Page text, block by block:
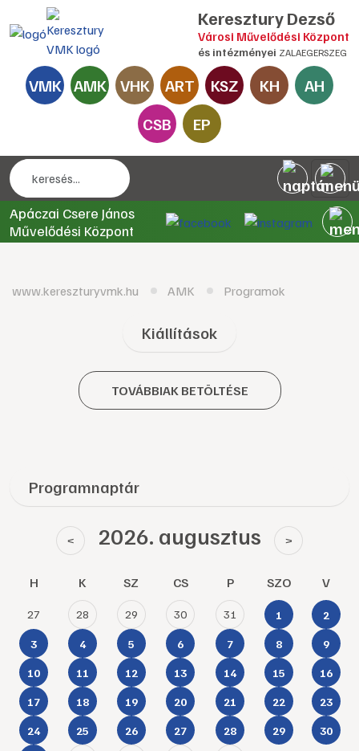
Keresztury Dezső
Városi Művelődési Központ
és intézményei ZALAEGERSZEG
VMK AMK VHK ART KSZ KH
AH
CSB
EP
Apáczai Csere János
Művelődési Központ
www.kereszturyvmk.hu AMK Programok
Kiállítások
TOVÁBBIAK BETÖLTÉSE
Programnaptár
< 2026. augusztus >
H K SZ CS P SZO V
27 28 29 30 31 1 2
3 4 5 6 7 8 9
10 11 12 13 14 15 16
17 18 19 20 21 22 23
24 25 26 27 28 29 30